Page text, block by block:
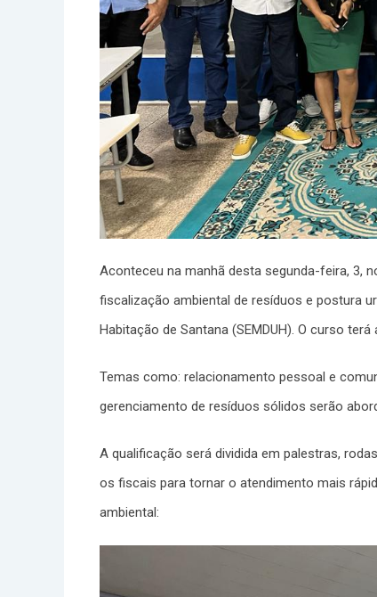
Aconteceu na manhã desta segunda-feira, 3,
fiscalização ambiental de resíduos e postura
Habitação de Santana (SEMDUH). O curso terá
Temas como: relacionamento pessoal e
gerenciamento de resíduos sólidos serão
A qualificação será dividida em palestras,
os fiscais para tornar o atendimento mais
ambiental: